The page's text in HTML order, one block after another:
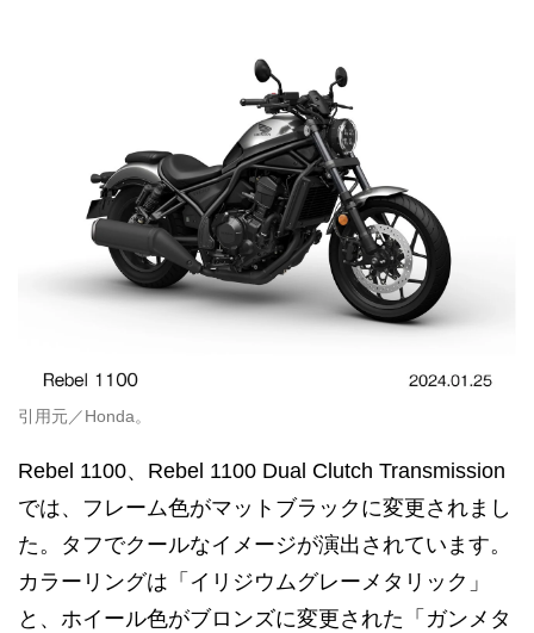
引用元／Honda。
Rebel 1100、Rebel 1100 Dual Clutch Transmission
では、フレーム色がマットブラックに変更されまし
た。タフでクールなイメージが演出されています。
カラーリングは「イリジウムグレーメタリック」
と、ホイール色がブロンズに変更された「ガンメタ